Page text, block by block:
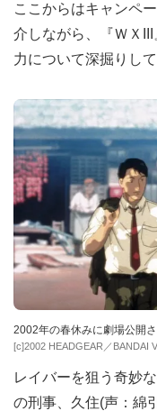
ここからはキャンペ
介しながら、『ＷＸ
力について深掘りして
2002年の春休みに劇場公開
[c]2002 HEADGEAR／BANDAI
レイバーを狙う奇妙
の刑事、久住(声：綿